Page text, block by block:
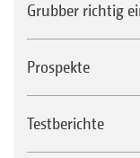
Einfacher
Grubber richtig
Prospekte
Testberichte